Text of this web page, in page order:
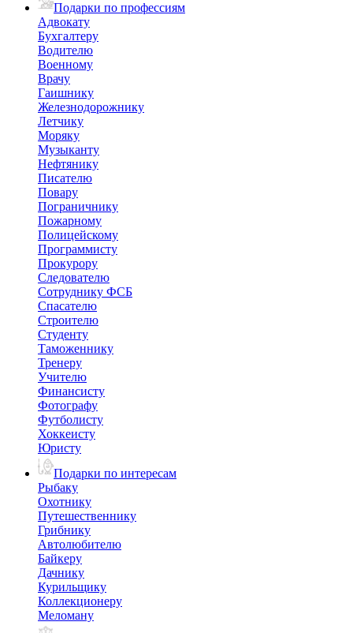
Подарки по профессиям
Адвокату
Бухгалтеру
Водителю
Военному
Врачу
Гаишнику
Железнодорожнику
Летчику
Моряку
Музыканту
Нефтянику
Писателю
Повару
Пограничнику
Пожарному
Полицейскому
Программисту
Прокурору
Следователю
Сотруднику ФСБ
Спасателю
Строителю
Студенту
Таможеннику
Тренеру
Учителю
Финансисту
Фотографу
Футболисту
Хоккеисту
Юристу
Подарки по интересам
Рыбаку
Охотнику
Путешественнику
Грибнику
Автолюбителю
Байкеру
Дачнику
Курильщику
Коллекционеру
Меломану